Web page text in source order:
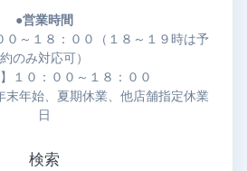
●営業時間
～１８：００（１８～１９時は予
約のみ対応可）
】１０：００～１８：００
年始、夏期休業、他店舗指定休業
日
検索